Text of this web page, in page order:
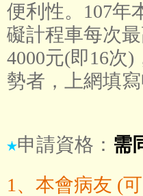
便利性。 107年
礙計程車每次
4000元(即16次)
勢者，上網填
申請資格： 需
1 、本會病友 (